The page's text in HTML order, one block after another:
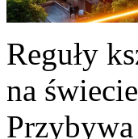
Reguły
na